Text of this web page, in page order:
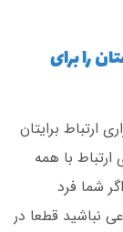
را برای
برایتان
با همه
شما فرد
نباشید قطعا در